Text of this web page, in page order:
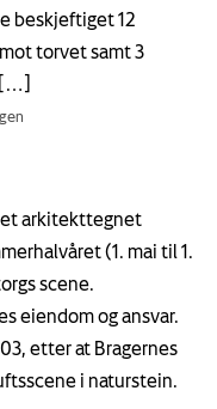
beskjeftiget 12
torvet samt 3
arkitekttegnet
(1. mai til 1.
scene.
eiendom og ansvar.
etter at Bragernes
i naturstein.